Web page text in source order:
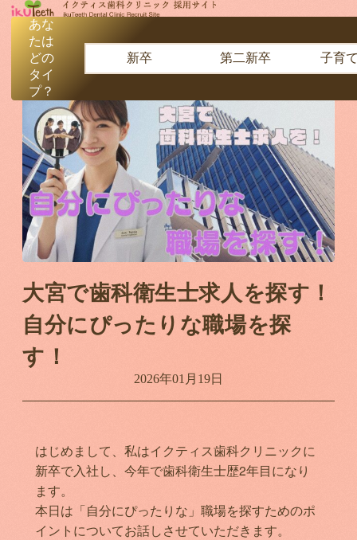
あな
たは
どの
タイ
プ？
新卒 第二新卒 子育
ホーム»
大宮で歯科衛生士求人を探す！自分にぴった
りな職場を探す！
大宮で歯科衛生士求人を探す！
自分にぴったりな職場を探
す！
2026年01月19日
はじめまして、私はイクティス歯科クリニックに
新卒で入社し、今年で歯科衛生士歴2年目になり
ます。
本日は「自分にぴったりな」職場を探すためのポ
イントについてお話しさせていただきます。